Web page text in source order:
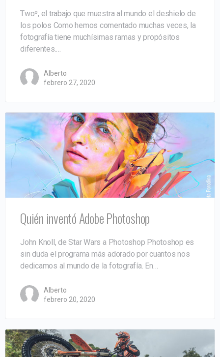
Twoº, el trabajo que muestra al mundo el deshielo de
los polos Como hemos comentado muchas veces, la
fotografía tiene muchísimas ramas y propósitos
diferentes.…
Alberto
febrero 27, 2020
Quién inventó Adobe Photoshop
John Knoll, de Star Wars a Photoshop Photoshop es
sin duda el programa más adorado por cuantos nos
dedicamos al mundo de la fotografía. En…
Alberto
febrero 20, 2020